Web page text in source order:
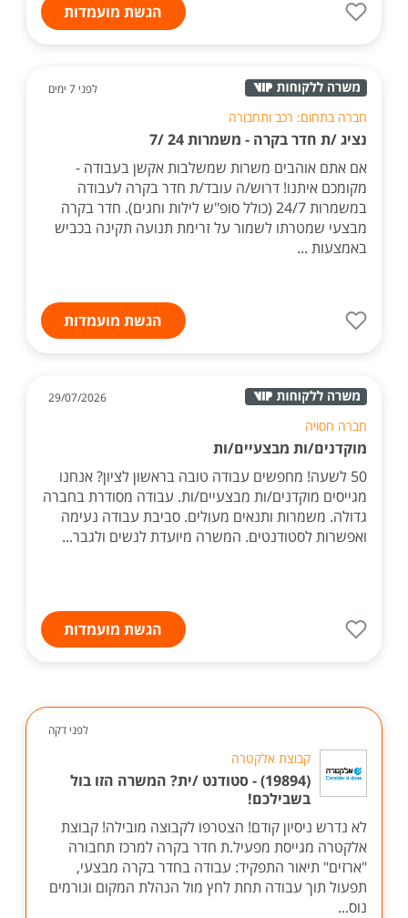
הגשת מועמדות
לפני 7 ימים
חברה בתחום: רכב ותחבורה
נציג /ת חדר בקרה - משמרות 24 /7
אם אתם אוהבים משרות שמשלבות אקשן בעבודה -
מקומכם איתנו! דרוש/ה עובד/ת חדר בקרה לעבודה
במשמרות 24/7 (כולל סופ"ש לילות וחגים). חדר בקרה
מבצעי שמטרתו לשמור על זרימת תנועה תקינה בכביש
באמצעות ...
הגשת מועמדות
29/07/2026
חברה חסויה
מוקדנים/ות מבצעיים/ות
50 לשעה! מחפשים עבודה טובה בראשון לציון? אנחנו
מגייסים מוקדנים/ות מבצעיים/ות. עבודה מסודרת בחברה
גדולה. משמרות ותנאים מעולים. סביבת עבודה נעימה
ואפשרות לסטודנטים. המשרה מיועדת לנשים ולגבר...
הגשת מועמדות
לפני דקה
קבוצת אלקטרה
(19894) - סטודנט /ית? המשרה הזו בול
בשבילכם!
לא נדרש ניסיון קודם! הצטרפו לקבוצה מובילה! קבוצת
אלקטרה מגייסת מפעיל.ת חדר בקרה למרכז תחבורה
"ארזים" תיאור התפקיד: עבודה בחדר בקרה מבצעי,
תפעול תוך עבודה תחת לחץ מול הנהלת המקום וגורמים
נוס...